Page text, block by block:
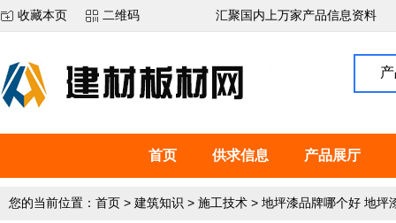
收藏本页 二维码 汇聚国内上万家产品信息资料
首页 供求信息 产品展厅
您的当前位置： 首页 > 建筑知识 > 施工技术 > 地坪漆品牌哪个好 地坪